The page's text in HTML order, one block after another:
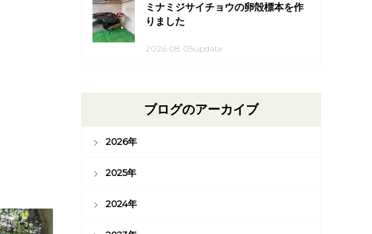
ミナミジサイチョウの卵殻標本を作
りました
2026.08.05update
ブログのアーカイブ
2026年
2025年
2024年